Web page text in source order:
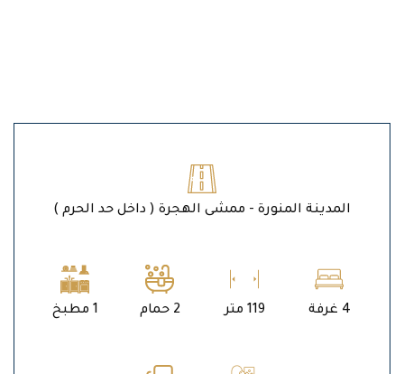
المدينة المنورة - ممشى الهجرة ( داخل حد الحرم )
4 غرفة 119 متر 2 حمام 1 مطبخ